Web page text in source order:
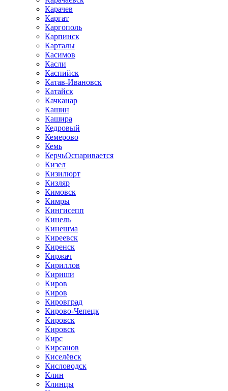
Карачев
Каргат
Каргополь
Карпинск
Карталы
Касимов
Касли
Каспийск
Катав-Ивановск
Катайск
Качканар
Кашин
Кашира
Кедровый
Кемерово
Кемь
КерчьОспаривается
Кизел
Кизилюрт
Кизляр
Кимовск
Кимры
Кингисепп
Кинель
Кинешма
Киреевск
Киренск
Киржач
Кириллов
Кириши
Киров
Киров
Кировград
Кирово-Чепецк
Кировск
Кировск
Кирс
Кирсанов
Киселёвск
Кисловодск
Клин
Клинцы